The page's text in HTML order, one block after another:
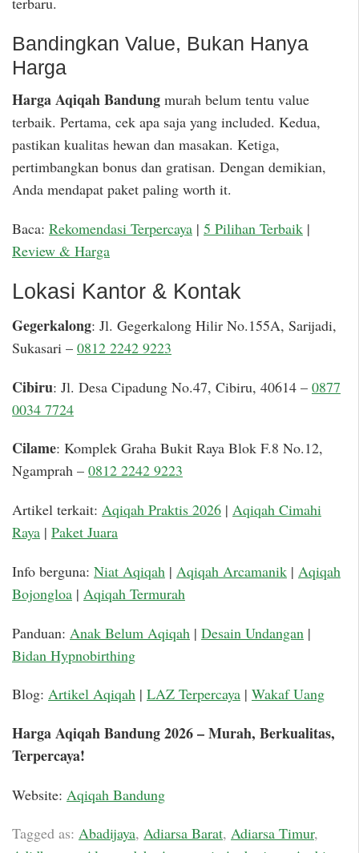
Bandingkan Value, Bukan Hanya
Harga
Harga Aqiqah Bandung murah belum tentu value
terbaik. Pertama, cek apa saja yang included. Kedua,
pastikan kualitas hewan dan masakan. Ketiga,
pertimbangkan bonus dan gratisan. Dengan demikian,
Anda mendapat paket paling worth it.
Baca: Rekomendasi Terpercaya | 5 Pilihan Terbaik |
Review & Harga
Lokasi Kantor & Kontak
Gegerkalong: Jl. Gegerkalong Hilir No.155A, Sarijadi,
Sukasari – 0812 2242 9223
Cibiru: Jl. Desa Cipadung No.47, Cibiru, 40614 – 0877
0034 7724
Cilame: Komplek Graha Bukit Raya Blok F.8 No.12,
Ngamprah – 0812 2242 9223
Artikel terkait: Aqiqah Praktis 2026 | Aqiqah Cimahi
Raya | Paket Juara
Info berguna: Niat Aqiqah | Aqiqah Arcamanik | Aqiqah
Bojongloa | Aqiqah Termurah
Panduan: Anak Belum Aqiqah | Desain Undangan |
Bidan Hypnobirthing
Blog: Artikel Aqiqah | LAZ Terpercaya | Wakaf Uang
Harga Aqiqah Bandung 2026 – Murah, Berkualitas,
Terpercaya!
Website: Aqiqah Bandung
Tagged as: Abadijaya, Adiarsa Barat, Adiarsa Timur,